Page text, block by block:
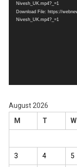
Nivesh_UK.mp4?_=1
Download File: https://
Nivesh_UK.mp4?_=1
August 2026
M
T W
3 4 5